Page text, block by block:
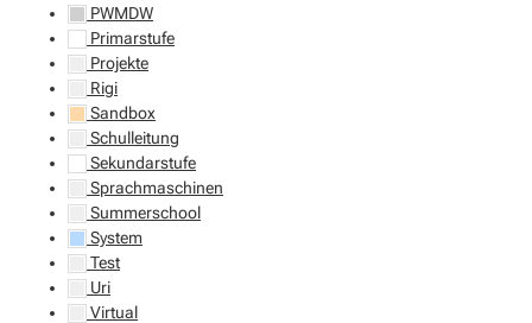
PWMDW
Primarstufe
Projekte
Rigi
Sandbox
Schulleitung
Sekundarstufe
Sprachmaschinen
Summerschool
System
Test
Uri
Virtual